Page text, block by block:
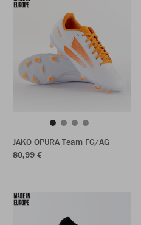
JAKO OPURA Team FG/AG
80,99 €